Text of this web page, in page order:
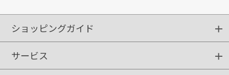
ショッピングガイド
ショッピングガイド
ご注文方法
送料・配送
クーポンご利用方法
サービス